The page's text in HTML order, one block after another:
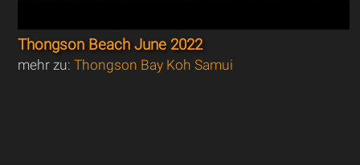
Thongson Beach June 2022
mehr zu:Thongson Bay Koh Samui